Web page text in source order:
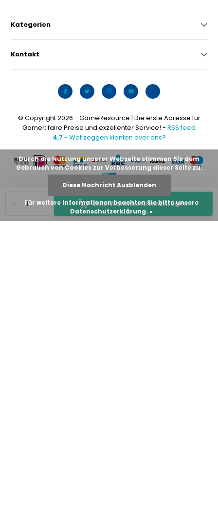
+
- Zum Warenkorb hinzufügen
Kategorien
Kontakt
© Copyright 2026 - GameResource | Die erste Adresse für
Gamer: faire Preise und exzellenter Service! - RSS feed
4,7 - Wat zeggen klanten over ons?
Durch die Nutzung unserer Webseite stimmen Sie dem
Gebrauch von Cookies zur Verbesserung dieser Seite zu.
Diese Nachricht Ausblenden
Für weitere Informationen beachten Sie bitte unsere
Datenschutzerklärung. »